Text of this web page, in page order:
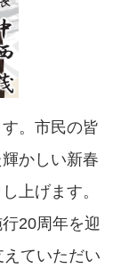
。市民の皆
かしい新春
上げます。
20周年を迎
ていただい